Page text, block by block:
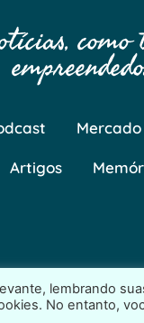
como
Artigos
lembrando
No entanto,